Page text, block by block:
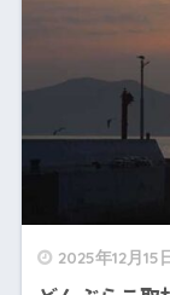
2025年12月15